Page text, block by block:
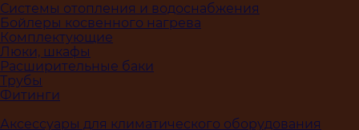
Системы отопления и водоснабжения
Бойлеры косвенного нагрева
Комплектующие
Люки, шкафы
Расширительные баки
Трубы
Фитинги
Аксессуары для климатического оборудования